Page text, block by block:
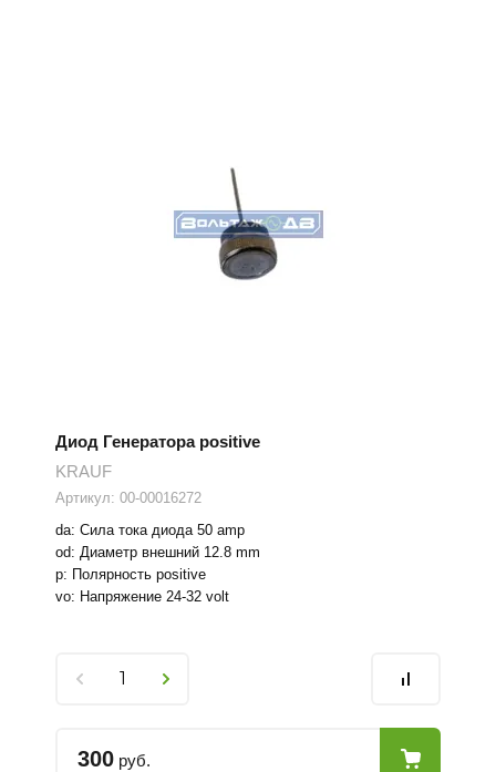
Диод Генератора positive
KRAUF
Артикул: 00-00016272
da: Сила тока диода 50 amp
od: Диаметр внешний 12.8 mm
p: Полярность positive
vo: Напряжение 24-32 volt
300 руб.